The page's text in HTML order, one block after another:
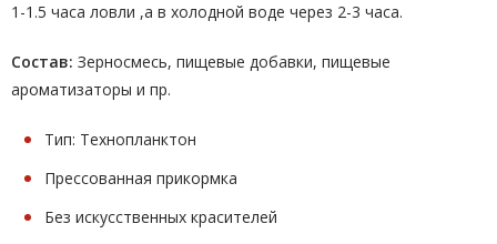
1-1.5 часа ловли ,а в холодной воде через 2-3 часа.
Состав: Зерносмесь, пищевые добавки, пищевые
ароматизаторы и пр.
Тип: Технопланктон
Прессованная прикормка
Без искусственных красителей